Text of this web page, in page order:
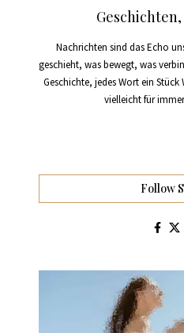
Nachrichten sind das Echo
geschieht, was bewegt, was
Geschichte, jedes Wort ein
vielleicht für
Follow